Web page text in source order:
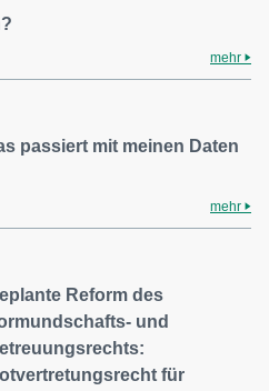
mehr
passiert mit meinen Daten
mehr
Reform des
und
für